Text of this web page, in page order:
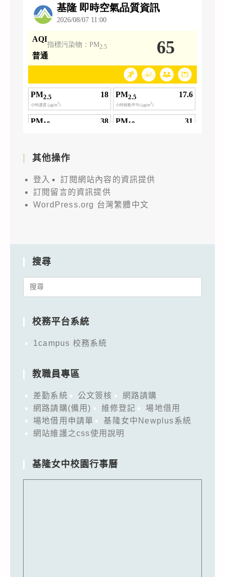
其他操作
登入
訂閱網站內容的資訊提供
訂閱留言的資訊提供
WordPress.org 台灣繁體中文
搜尋
Search
校務平台系統
1campus 校務系統
教職員專區
差勤系統 公文簽核
網路請購
網路請購(備用)
維修登記
場地借用
場地借用申請單
基隆女中Newplus系統
網站維護之css使用說明
基隆女中校園行事曆